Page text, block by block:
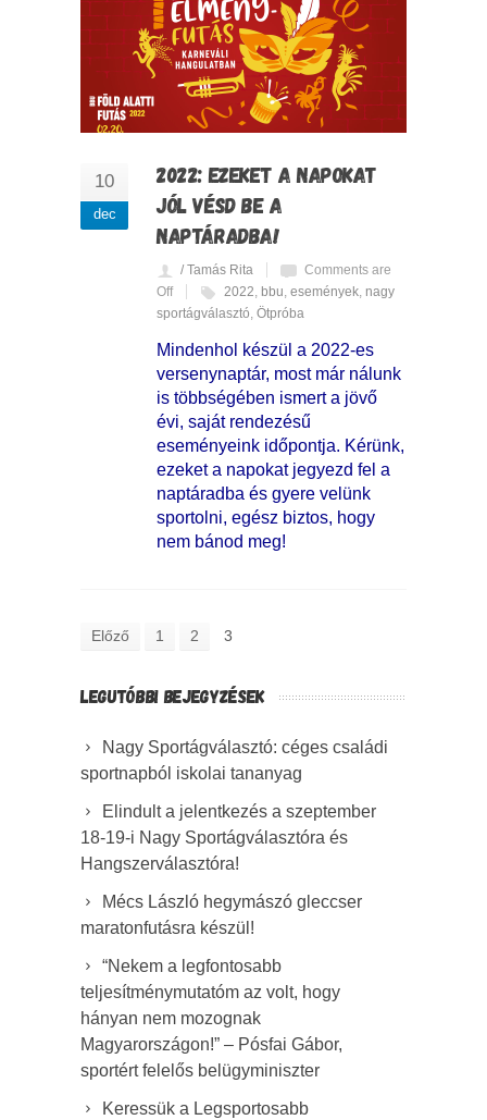
10
dec
2022: EZEKET A NAPOKAT
JÓL VÉSD BE A
NAPTÁRADBA!
/ Tamás Rita
Comments are
Off
2022, bbu, események, nagy
sportágválasztó, Ötpróba
Mindenhol készül a 2022-es
versenynaptár, most már nálunk
is többségében ismert a jövő
évi, saját rendezésű
eseményeink időpontja. Kérünk,
ezeket a napokat jegyezd fel a
naptáradba és gyere velünk
sportolni, egész biztos, hogy
nem bánod meg!
Előző 1 2 3
LEGUTÓBBI BEJEGYZÉSEK
Nagy Sportágválasztó: céges családi
sportnapból iskolai tananyag
Elindult a jelentkezés a szeptember
18-19-i Nagy Sportágválasztóra és
Hangszerválasztóra!
Mécs László hegymászó gleccser
maratonfutásra készül!
“Nekem a legfontosabb
teljesítménymutatóm az volt, hogy
hányan nem mozognak
Magyarországon!” – Pósfai Gábor,
sportért felelős belügyminiszter
Keressük a Legsportosabb